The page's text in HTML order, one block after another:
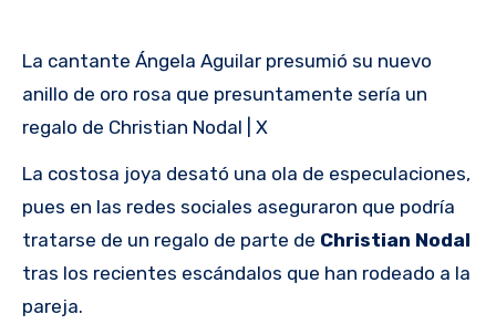
La cantante Ángela Aguilar presumió su nuevo
anillo de oro rosa que presuntamente sería un
regalo de Christian Nodal | X
La costosa joya desató una ola de especulaciones,
pues en las redes sociales aseguraron que podría
tratarse de un regalo de parte de Christian Nodal
tras los recientes escándalos que han rodeado a la
pareja.